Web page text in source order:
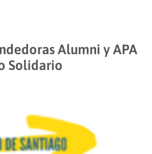
Alumni y APA
Solidario